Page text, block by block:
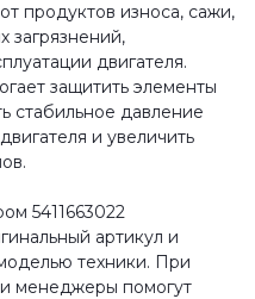
продуктов износа, сажи,
загрязнений,
двигателя.
защитить элементы
стабильное давление
и увеличить
5411663022
артикул и
техники. При
менеджеры помогут